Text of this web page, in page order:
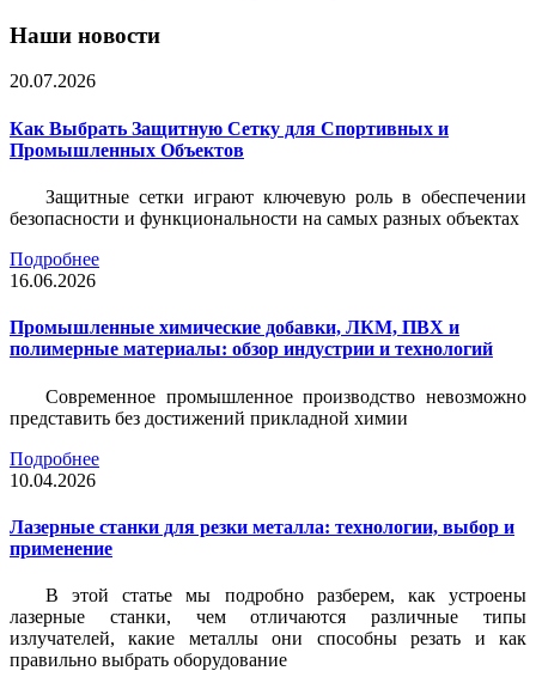
Наши новости
20.07.2026
Как Выбрать Защитную Сетку для Спортивных и
Промышленных Объектов
Защитные сетки играют ключевую роль в обеспечении
безопасности и функциональности на самых разных объектах
Подробнее
16.06.2026
Промышленные химические добавки, ЛКМ, ПВХ и
полимерные материалы: обзор индустрии и технологий
Современное промышленное производство невозможно
представить без достижений прикладной химии
Подробнее
10.04.2026
Лазерные станки для резки металла: технологии, выбор и
применение
В этой статье мы подробно разберем, как устроены
лазерные станки, чем отличаются различные типы
излучателей, какие металлы они способны резать и как
правильно выбрать оборудование